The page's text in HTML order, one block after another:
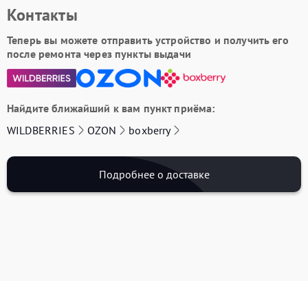
Контакты
Теперь вы можете отправить устройство и получить его
после ремонта через пункты выдачи
Найдите ближайший к вам пункт приёма:
WILDBERRIES
OZON boxberry
Подробнее о доставке